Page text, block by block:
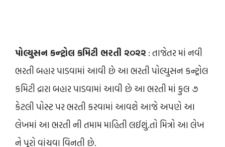
પોલ્યુસન કન્ટ્રોલ કમિટી ભરતી ૨૦૨૨: તાજેતર માં નવી
ભરતી બહાર પાડવામાં આવી છે આ ભરતી પોલ્યુસન કન્ટ્રોલ
કમિટી દ્રારા બહાર પાડવામાં આવી છે આ ભરતી માં કુલ ૭
કેટલી પોસ્ટ પર ભરતી કરવામાં આવશે આજે અપણે આ
લેખમાં આ ભરતી ની તમામ માહિતી લઈશું.તો મિત્રો આ લેખ
ને પૂરો વાંચવા વિનતી છે.